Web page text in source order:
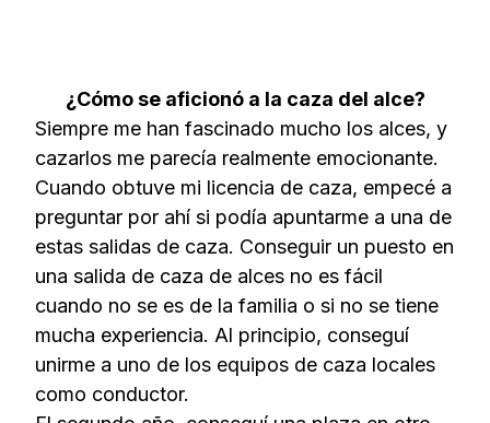
¿Cómo se aficionó a la caza del alce?
Siempre me han fascinado mucho los alces, y
cazarlos me parecía realmente emocionante.
Cuando obtuve mi licencia de caza, empecé a
preguntar por ahí si podía apuntarme a una de
estas salidas de caza. Conseguir un puesto en
una salida de caza de alces no es fácil
cuando no se es de la familia o si no se tiene
mucha experiencia. Al principio, conseguí
unirme a uno de los equipos de caza locales
como conductor.